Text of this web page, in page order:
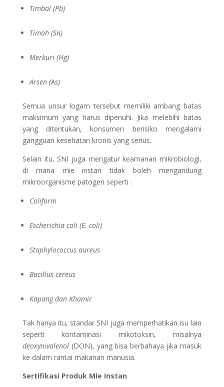
Timbal (Pb)
Timah (Sn)
Merkuri (Hg)
Arsen (As)
Semua unsur logam tersebut memiliki ambang batas
maksimum yang harus dipenuhi. Jika melebihi batas
yang ditentukan, konsumen berisiko mengalami
gangguan kesehatan kronis yang serius.
Selain itu, SNI juga mengatur keamanan mikrobiologi,
di mana mie instan tidak boleh mengandung
mikroorganisme patogen seperti :
Coliform
Escherichia coli (E. coli)
Staphylococcus aureus
Bacillus cereus
Kapang dan Khamir
Tak hanya itu, standar SNI juga memperhatikan isu lain
seperti kontaminasi mikotoksin, misalnya
deoxynivalenol(DON), yang bisa berbahaya jika masuk
ke dalam rantai makanan manusia.
Sertifikasi Produk Mie Instan